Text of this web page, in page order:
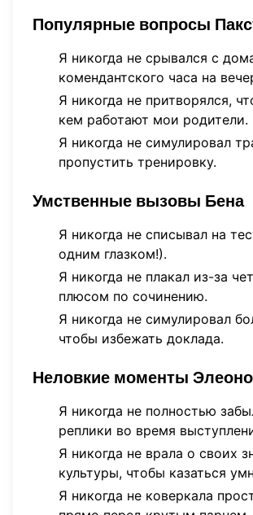
Популярные вопросы
Я никогда не срывался с
комендантского часа на
Я никогда не притворялся,
кем работают мои родители.
Я никогда не симулировал
пропустить тренировку.
Умственные вызовы Бена
Я никогда не списывал на
одним глазком!).
Я никогда не плакал из-за
плюсом по сочинению.
Я никогда не симулировал
чтобы избежать доклада.
Неловкие моменты
Я никогда не полностью
реплики во время
Я никогда не врала о своих
культуры, чтобы казаться
Я никогда не коверкала